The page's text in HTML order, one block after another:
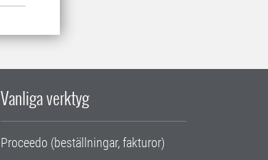
Vanliga verktyg
Proceedo (beställningar, fakturor)